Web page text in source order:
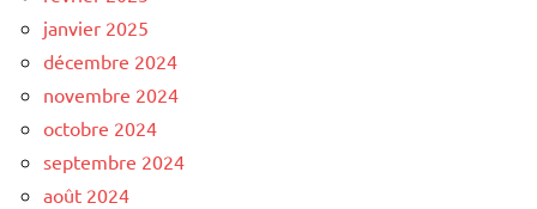
janvier 2025
décembre 2024
novembre 2024
octobre 2024
septembre 2024
août 2024